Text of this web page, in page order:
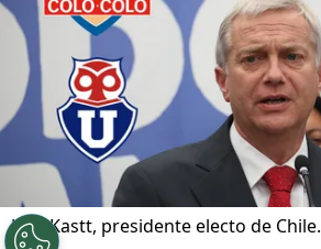
José Kastt, presidente electo de Chile.